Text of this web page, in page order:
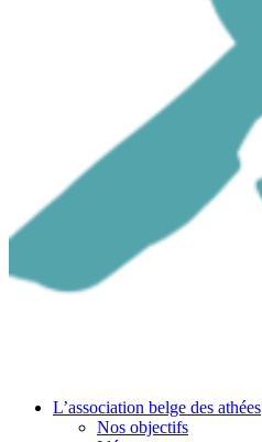
L’association belge des athées
Nos objectifs